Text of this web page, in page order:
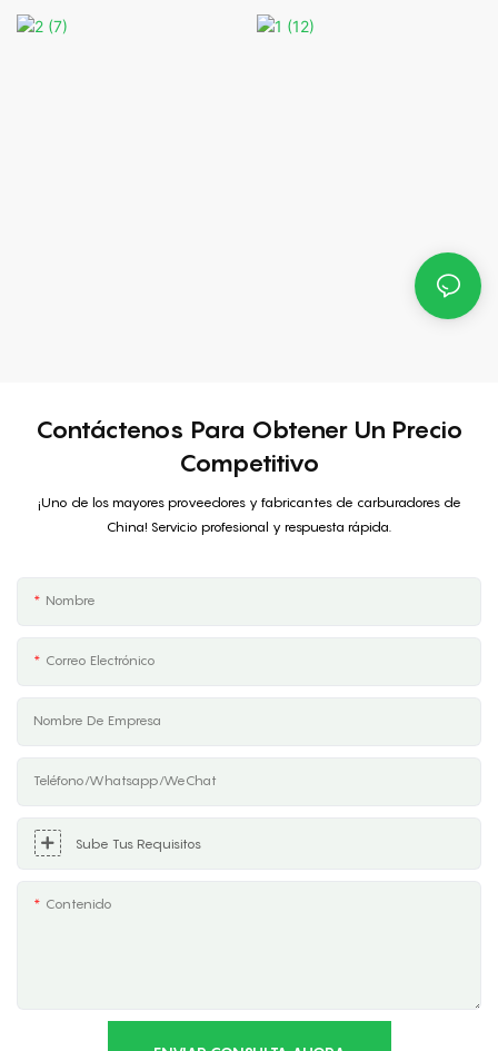
Contáctenos Para Obtener Un Precio
Competitivo
¡Uno de los mayores proveedores y fabricantes de carburadores de
China! Servicio profesional y respuesta rápida.
Nombre
Correo Electrónico
Nombre De Empresa
Teléfono/Whatsapp/WeChat
Sube Tus Requisitos
Contenido